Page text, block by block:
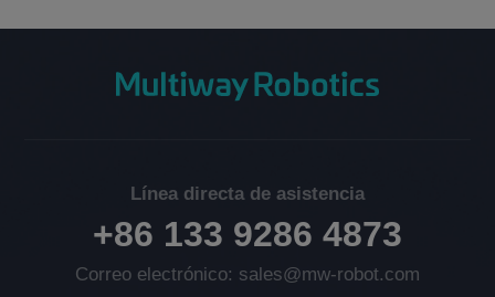
Línea directa de asistencia
+86 133 9286 4873
Correo electrónico: sales@mw-robot.com